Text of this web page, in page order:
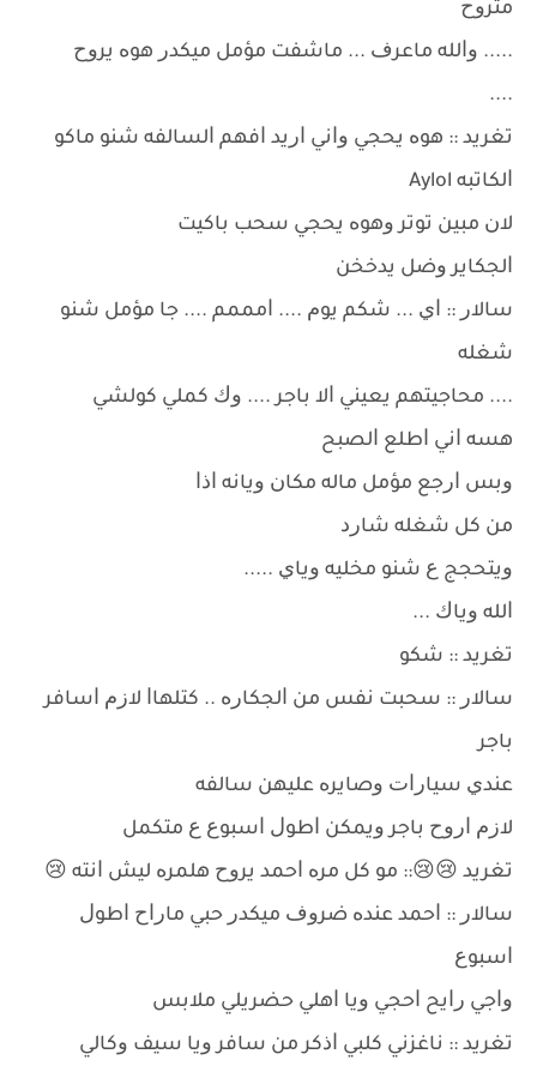
ﻣﺘﺮﻭﺡ
..... ﻭﺍﻟﻠﻪ ﻣﺎﻋﺮﻑ ... ﻣﺎﺷﻔﺖ ﻣﺆﻣﻞ ﻣﻴﻜﺪﺭ ﻫﻮﻩ ﻳﺮﻭﺡ
....
ﺗﻐﺮﻳﺪ :: ﻫﻮﻩ ﻳﺤﺠﻲ ﻭﺍﻧﻲ ﺍﺭﻳﺪ ﺍﻓﻬﻢ ﺍﻟﺴﺎﻟﻔﻪ ﺷﻨﻮ ﻣﺎﻛﻮ
ﺍﻟﻜﺎﺗﺒﻪ Aylol
ﻻﻥ ﻣﺒﻴﻦ ﺗﻮﺗﺮ ﻭﻫﻮﻩ ﻳﺤﺠﻲ ﺳﺤﺐ ﺑﺎﻛﻴﺖ
ﺍﻟﺠﻜﺎﻳﺮ ﻭﺿﻞ ﻳﺪﺧﺨﻦ
ﺳﺎﻻﺭ :: ﺍﻱ ... ﺷﻜﻢ ﻳﻮﻡ .... ﺍﻣﻤﻤﻢ .... ﺟﺎ ﻣﺆﻣﻞ ﺷﻨﻮ
ﺷﻐﻠﻪ
.... ﻣﺤﺎﺟﻴﺘﻬﻢ ﻳﻌﻴﻨﻲ ﺍﻻ ﺑﺎﺟﺮ .... ﻭﻙ ﻛﻤﻠﻲ ﻛﻮﻟﺸﻲ
ﻫﺴﻪ ﺍﻧﻲ ﺍﻃﻠﻊ ﺍﻟﺼﺒﺢ
ﻭﺑﺲ ﺍﺭﺟﻊ ﻣﺆﻣﻞ ﻣﺎﻟﻪ ﻣﻜﺎﻥ ﻭﻳﺎﻧﻪ ﺍﺫﺍ
ﻣﻦ ﻛﻞ ﺷﻐﻠﻪ ﺷﺎﺭﺩ
ﻭﻳﺘﺤﺠﺞ ﻉ ﺷﻨﻮ ﻣﺨﻠﻴﻪ ﻭﻳﺎﻱ .....
ﺍﻟﻠﻪ ﻭﻳﺎﻙ ...
ﺗﻐﺮﻳﺪ :: ﺷﻜﻮ
ﺳﺎﻻﺭ :: ﺳﺤﺒﺖ ﻧﻔﺲ ﻣﻦ ﺍﻟﺠﻜﺎﺭﻩ .. ﻛﺘﻠﻬﺎﺍ ﻻﺯﻡ ﺍﺳﺎﻓﺮ
ﺑﺎﺟﺮ
ﻋﻨﺪﻱ ﺳﻴﺎﺭﺍﺕ ﻭﺻﺎﻳﺮﻩ ﻋﻠﻴﻬﻦ ﺳﺎﻟﻔﻪ
ﻻﺯﻡ ﺍﺭﻭﺡ ﺑﺎﺟﺮ ﻭﻳﻤﻜﻦ ﺍﻃﻮﻝ ﺍﺳﺒﻮﻉ ﻉ ﻣﺘﻜﻤﻞ
ﺗﻐﺮﻳﺪ 😢😢:: ﻣﻮ ﻛﻞ ﻣﺮﻩ ﺍﺣﻤﺪ ﻳﺮﻭﺡ ﻫﻠﻤﺮﻩ ﻟﻴﺶ ﺍﻧﺘﻪ 😢
ﺳﺎﻻﺭ :: ﺍﺣﻤﺪ ﻋﻨﺪﻩ ﺿﺮﻭﻑ ﻣﻴﻜﺪﺭ ﺣﺒﻲ ﻣﺎﺭﺍﺡ ﺍﻃﻮﻝ
ﺍﺳﺒﻮﻉ
ﻭﺍﺟﻲ ﺭﺍﻳﺢ ﺍﺣﺠﻲ ﻭﻳﺎ ﺍﻫﻠﻲ ﺣﻀﺮﻳﻠﻲ ﻣﻼﺑﺲ
ﺗﻐﺮﻳﺪ :: ﻧﺎﻏﺰﻧﻲ ﻛﻠﺒﻲ ﺍﺫﻛﺮ ﻣﻦ ﺳﺎﻓﺮ ﻭﻳﺎ ﺳﻴﻒ ﻭﻛﺎﻟﻲ